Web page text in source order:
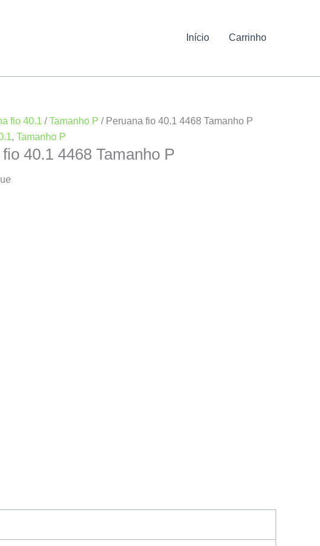
Início Carrinho
fio 40.1 /Tamanho P / Peruana fio 40.1 4468 Tamanho P
, Tamanho P
40.1 4468 Tamanho P